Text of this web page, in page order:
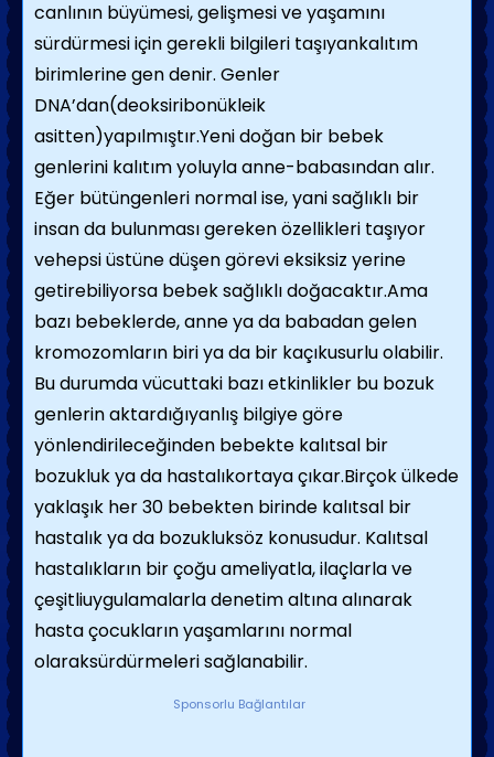
canlının büyümesi, gelişmesi ve yaşamını
sürdürmesi için gerekli bilgileri taşıyankalıtım
birimlerine gen denir. Genler
DNA’dan(deoksiribonükleik
asitten)yapılmıştır.Yeni doğan bir bebek
genlerini kalıtım yoluyla anne-babasından alır.
Eğer bütüngenleri normal ise, yani sağlıklı bir
insan da bulunması gereken özellikleri taşıyor
vehepsi üstüne düşen görevi eksiksiz yerine
getirebiliyorsa bebek sağlıklı doğacaktır.Ama
bazı bebeklerde, anne ya da babadan gelen
kromozomların biri ya da bir kaçıkusurlu olabilir.
Bu durumda vücuttaki bazı etkinlikler bu bozuk
genlerin aktardığıyanlış bilgiye göre
yönlendirileceğinden bebekte kalıtsal bir
bozukluk ya da hastalıkortaya çıkar.Birçok ülkede
yaklaşık her 30 bebekten birinde kalıtsal bir
hastalık ya da bozukluksöz konusudur. Kalıtsal
hastalıkların bir çoğu ameliyatla, ilaçlarla ve
çeşitliuygulamalarla denetim altına alınarak
hasta çocukların yaşamlarını normal
olaraksürdürmeleri sağlanabilir.
Sponsorlu Bağlantılar